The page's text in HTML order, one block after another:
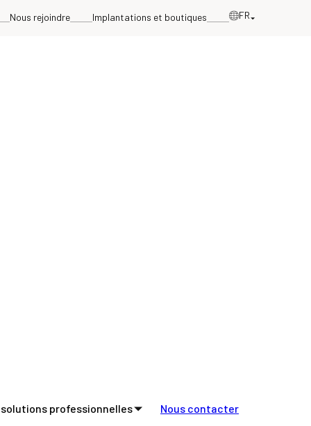
Nous rejoindre Implantations et boutiques FR
solutions professionnelles Nous contacter
vous fournissez de telles